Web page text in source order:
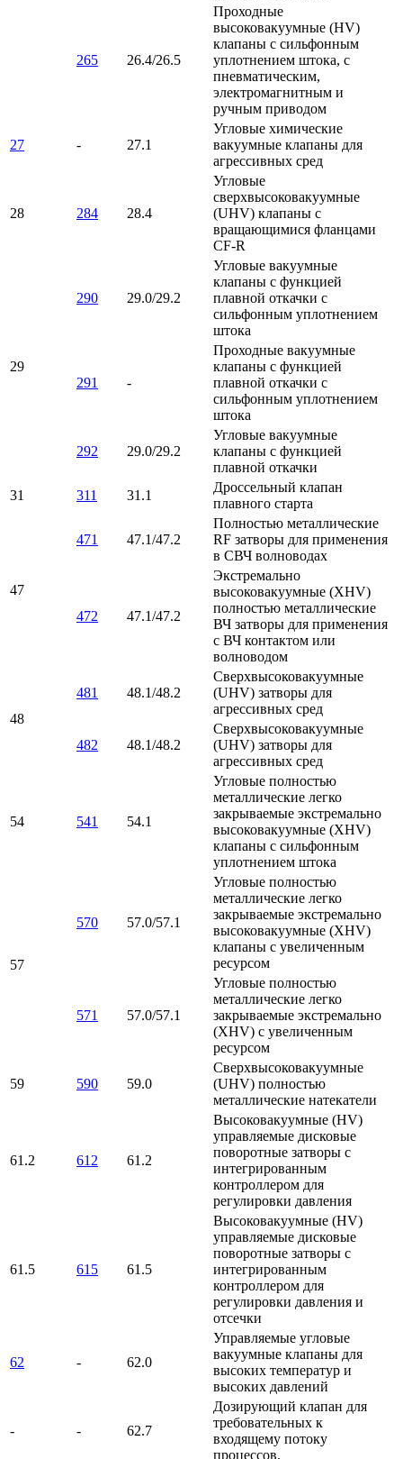
265 26.4/26.5
Проходные
высоковакуумные (HV)
клапаны с сильфонным
уплотнением штока, с
пневматическим,
электромагнитным и
ручным приводом
27 - 27.1
Угловые химические
вакуумные клапаны для
агрессивных сред
28 284 28.4
Угловые
сверхвысоковакуумные
(UHV) клапаны с
вращающимися фланцами
CF-R
29
290 29.0/29.2
Угловые вакуумные
клапаны с функцией
плавной откачки с
сильфонным уплотнением
штока
291 -
Проходные вакуумные
клапаны с функцией
плавной откачки с
сильфонным уплотнением
штока
292 29.0/29.2
Угловые вакуумные
клапаны с функцией
плавной откачки
31
311 31.1
Дроссельный клапан
плавного старта
47
471 47.1/47.2
Полностью металлические
RF затворы для применения
в СВЧ волноводах
472 47.1/47.2
Экстремально
высоковакуумные (XHV)
полностью металлические
ВЧ затворы для применения
с ВЧ контактом или
волноводом
48
481 48.1/48.2
Сверхвысоковакуумные
(UHV) затворы для
агрессивных сред
482 48.1/48.2
Сверхвысоковакуумные
(UHV) затворы для
агрессивных сред
54 541 54.1
Угловые полностью
металлические легко
закрываемые экстремально
высоковакуумные (ХHV)
клапаны с сильфонным
уплотнением штока
57
570 57.0/57.1
Угловые полностью
металлические легко
закрываемые экстремально
высоковакуумные (ХHV)
клапаны с увеличенным
ресурсом
571 57.0/57.1
Угловые полностью
металлические легко
закрываемые экстремально
(ХHV) с увеличенным
ресурсом
59 590 59.0
Сверхвысоковакуумные
(UHV) полностью
металлические натекатели
61.2 612 61.2
Высоковакуумные (HV)
управляемые дисковые
поворотные затворы с
интегрированным
контроллером для
регулировки давления
61.5 615 61.5
Высоковакуумные (HV)
управляемые дисковые
поворотные затворы с
интегрированным
контроллером для
регулировки давления и
отсечки
62 - 62.0
Управляемые угловые
вакуумные клапаны для
высоких температур и
высоких давлений
- - 62.7
Дозирующий клапан для
требовательных к
входящему потоку
процессов.